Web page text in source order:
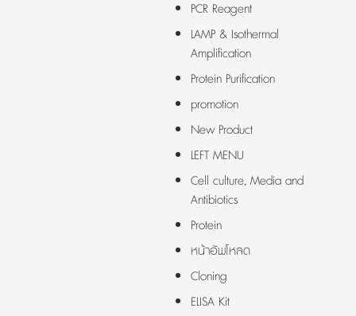
PCR Reagent
LAMP & Isothermal
Amplification
Protein Purification
promotion
New Product
LEFT MENU
Cell culture, Media and
Antibiotics
Protein
หน้าอัพโหลด
Cloning
ELISA Kit